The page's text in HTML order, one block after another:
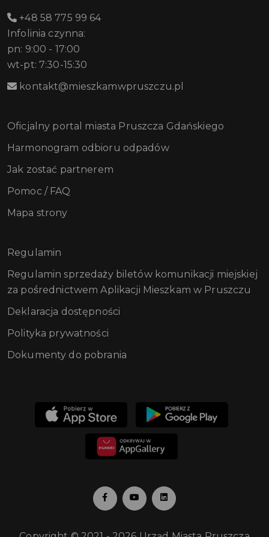
+48 58 775 99 64
Infolinia czynna:
pn: 9:00 - 17:00
wt-pt: 7:30-15:30
kontakt@mieszkamwpruszczu.pl
Oficjalny portal miasta Pruszcza Gdańskiego
Harmonogram odbioru odpadów
Jak zostać partnerem
Pomoc / FAQ
Mapa strony
Regulamin
Regulamin sprzedaży biletów komunikacji miejskiej
za pośrednictwem Aplikacji Mieszkam w Pruszczu
Deklaracja dostępności
Polityka prywatności
Dokumenty do pobrania